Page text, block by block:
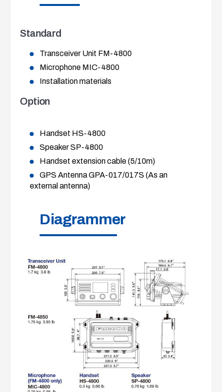
Standard
Transceiver Unit FM-4800
Microphone MIC-4800
Installation materials
Option
Handset HS-4800
Speaker SP-4800
Handset extension cable (5/10m)
GPS Antenna GPA-017/017S (As an
external antenna)
Diagrammer